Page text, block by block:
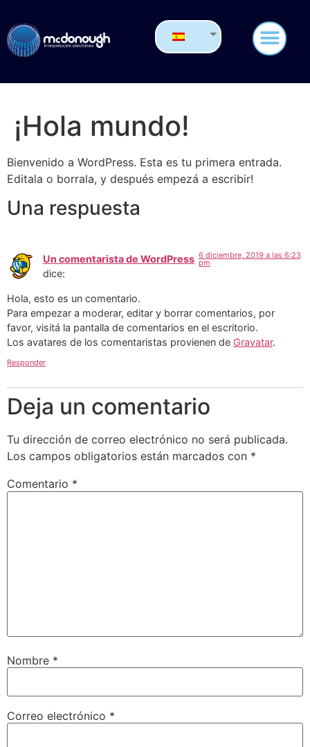
¡Hola mundo!
Bienvenido a WordPress. Esta es tu primera entrada.
Editala o borrala, y después empezá a escribir!
Una respuesta
Un comentarista de WordPress
dice:
6 diciembre, 2019 a las 6:23
pm
Hola, esto es un comentario.
Para empezar a moderar, editar y borrar comentarios, por
favor, visitá la pantalla de comentarios en el escritorio.
Los avatares de los comentaristas provienen de Gravatar.
Responder
Deja un comentario
Tu dirección de correo electrónico no será publicada.
Los campos obligatorios están marcados con *
Comentario *
Nombre *
Correo electrónico *